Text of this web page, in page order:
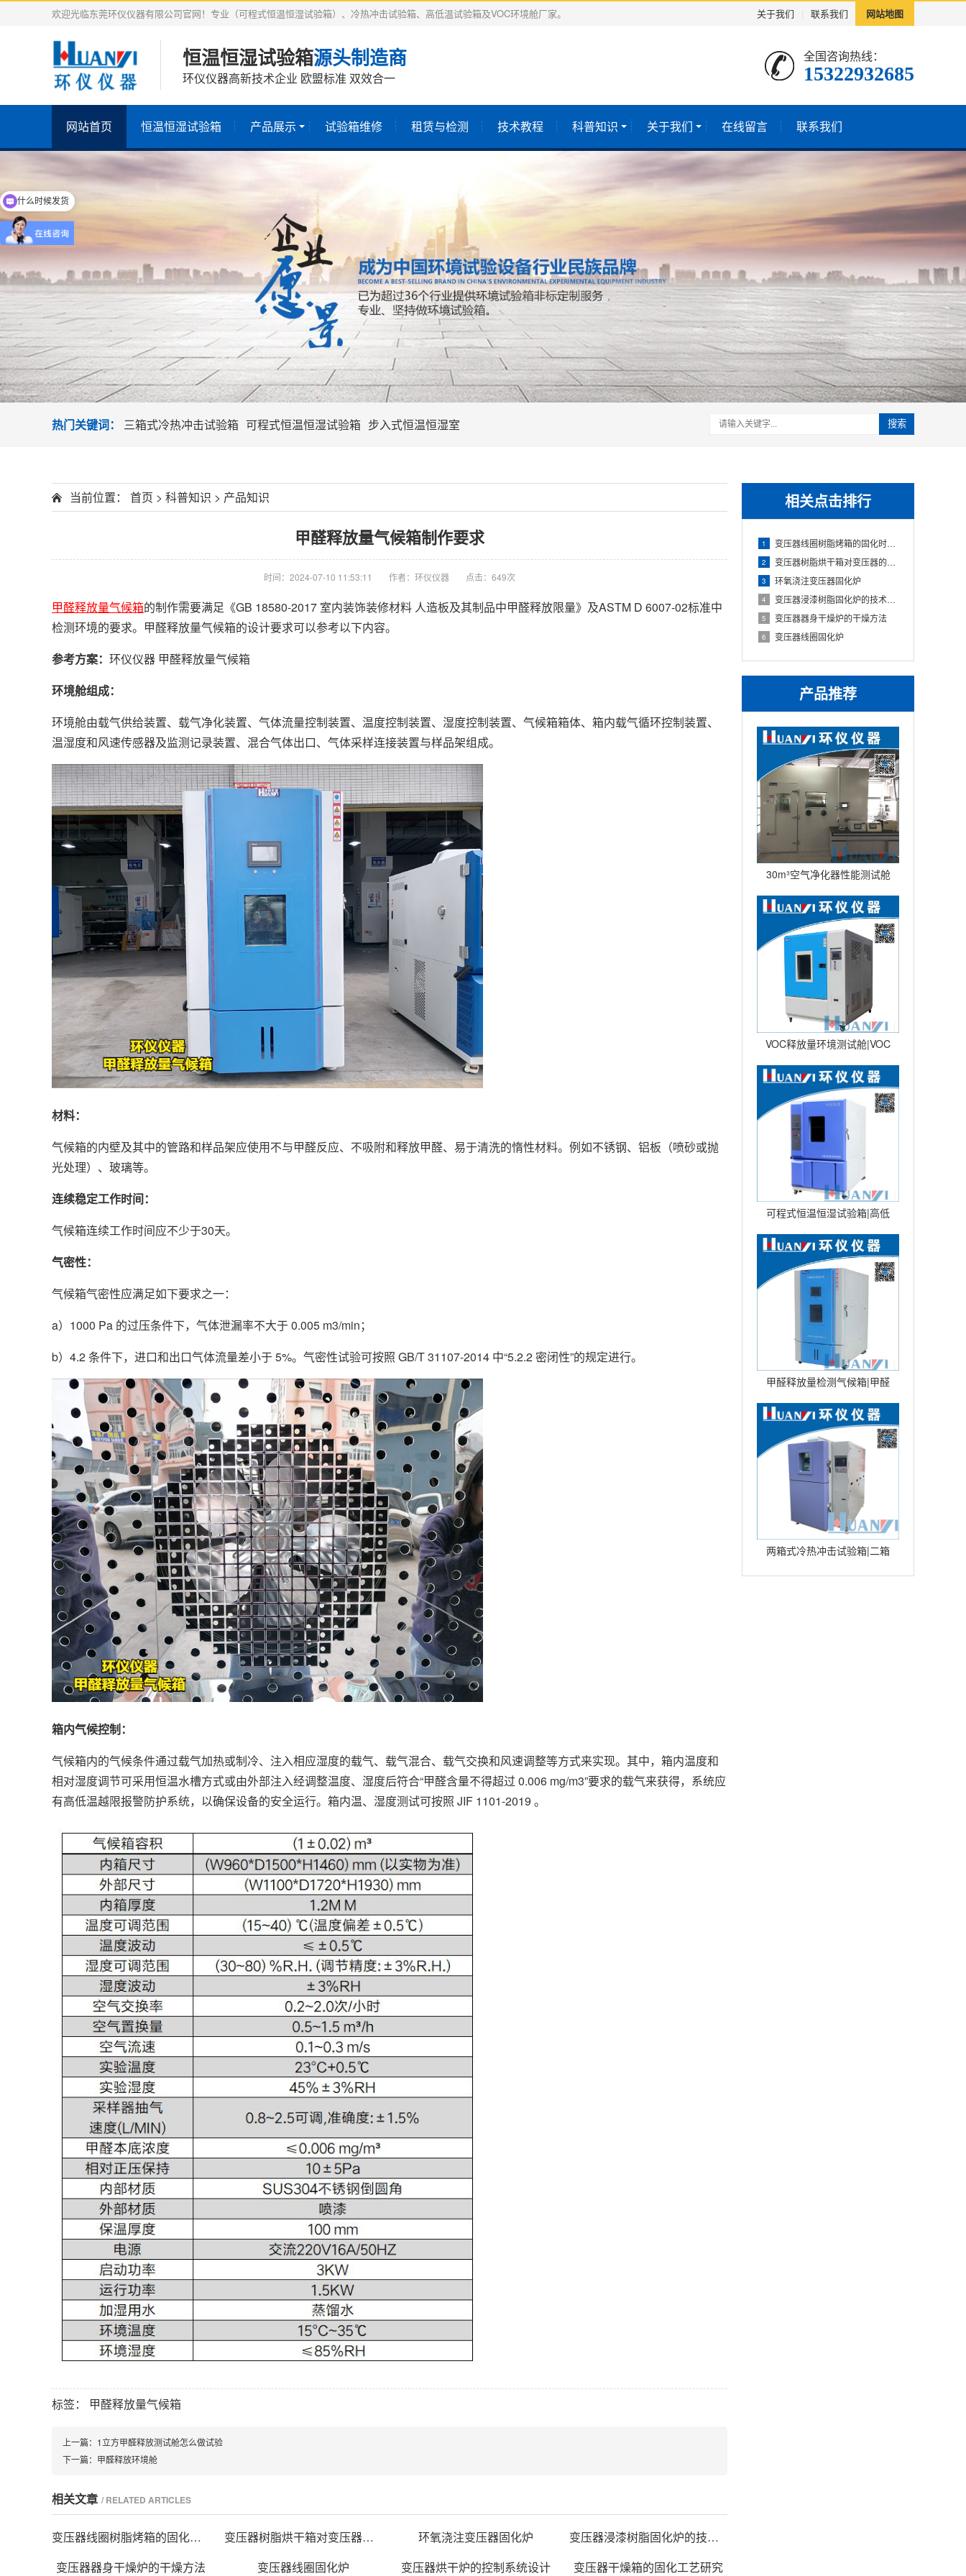
关于我们 联系我们 网站地图
欢迎光临东莞环仪仪器有限公司官网！专业（可程式恒温恒湿试验箱）、冷热冲击试验箱、高低温试验箱及VOC环境舱厂家。
恒温恒湿试验箱源头制造商
环仪仪器高新技术企业 欧盟标准 双效合一
全国咨询热线：
15322932685
网站首页 恒温恒湿试验箱 产品展示 试验箱维修 租赁与检测 技术教程 科普知识 关于我们 在线留言 联系我们
热门关键词： 三箱式冷热冲击试验箱 可程式恒温恒湿试验箱 步入式恒温恒湿室 搜索
相关点击排行
1 变压器线圈树脂烤箱的固化时间与温度的影响
2 变压器树脂烘干箱对变压器的固化处理方法
3 环氧浇注变压器固化炉
4 变压器浸漆树脂固化炉的技术方案
5 变压器器身干燥炉的干燥方法
6 变压器线圈固化炉
产品推荐
30m³空气净化器性能测试舱
(不锈钢舱）型号：HYQW-
30
VOC释放量环境测试舱|VOC
环境舱|VOC挥发性试验仓 型
可程式恒温恒湿试验箱|高低
温湿热交变试验箱|恒温恒湿
试验机
甲醛释放量检测气候箱|甲醛
环境气候箱|甲醛环境测试仓
型号：
两箱式冷热冲击试验箱|二箱
式冷热冲击试验箱|高低温冲
当前位置： 首页 > 科普知识 > 产品知识
甲醛释放量气候箱制作要求
时间：2024-07-10 11:53:11 作者：环仪仪器 点击： 649次
甲醛释放量气候箱的制作需要满足《GB 18580-2017 室内装饰装修材料 人造板及其制品中甲醛释放限量》及ASTM D 6007-02标准中
检测环境的要求。甲醛释放量气候箱的设计要求可以参考以下内容。
参考方案： 环仪仪器 甲醛释放量气候箱
环境舱组成：
环境舱由载气供给装置、载气净化装置、气体流量控制装置、温度控制装置、湿度控制装置、气候箱箱体、箱内载气循环控制装置、
温湿度和风速传感器及监测记录装置、混合气体出口、气体采样连接装置与样品架组成。
材料：
气候箱的内壁及其中的管路和样品架应使用不与甲醛反应、不吸附和释放甲醛、易于清洗的惰性材料。例如不锈钢、铝板（喷砂或抛
光处理）、玻璃等。
连续稳定工作时间：
气候箱连续工作时间应不少于30天。
气密性：
气候箱气密性应满足如下要求之一：
a）1000 Pa 的过压条件下，气体泄漏率不大于 0.005 m3/min；
b）4.2 条件下，进口和出口气体流量差小于 5%。气密性试验可按照 GB/T 31107-2014 中“5.2.2 密闭性”的规定进行。
箱内气候控制：
气候箱内的气候条件通过载气加热或制冷、注入相应湿度的载气、载气混合、载气交换和风速调整等方式来实现。其中，箱内温度和
相对湿度调节可采用恒温水槽方式或由外部注入经调整温度、湿度后符合“甲醛含量不得超过 0.006 mg/m3”要求的载气来获得，系统应
有高低温越限报警防护系统，以确保设备的安全运行。箱内温、湿度测试可按照 JIF 1101-2019 。
标签： 甲醛释放量气候箱
上一篇： 1立方甲醛释放测试舱怎么做试验
下一篇： 甲醛释放环境舱
相关文章 / RELATED ARTICLES
变压器线圈树脂烤箱的固化时间与温度的影响 变压器树脂烘干箱对变压器的固化处理方法 环氧浇注变压器固化炉
变压器浸漆树脂固化炉的技术方案
变压器器身干燥炉的干燥方法
变压器线圈固化炉 变压器烘干炉的控制系统设计 变压器干燥箱的固化工艺研究
介绍一下产品
什么时候发货